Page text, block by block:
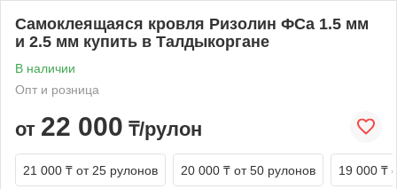
Самоклеящаяся кровля Ризолин ФСа 1.5 мм
и 2.5 мм купить в Талдыкоргане
В наличии
Опт и розница
от 22 000 ₸/рулон
21 000 ₸ от 25 рулонов 20 000 ₸ от 50 рулонов 19 000 ₸